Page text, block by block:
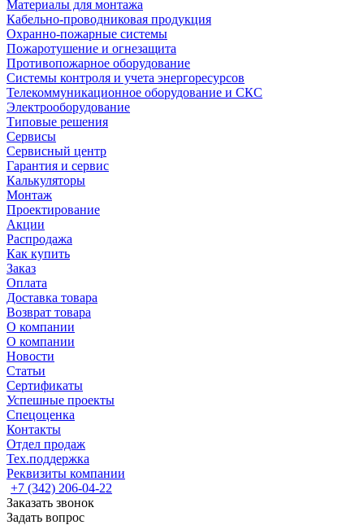
Материалы для монтажа
Кабельно-проводниковая продукция
Охранно-пожарные системы
Пожаротушение и огнезащита
Противопожарное оборудование
Системы контроля и учета энергоресурсов
Телекоммуникационное оборудование и СКС
Электрооборудование
Типовые решения
Сервисы
Сервисный центр
Гарантия и сервис
Калькуляторы
Монтаж
Проектирование
Акции
Распродажа
Как купить
Заказ
Оплата
Доставка товара
Возврат товара
О компании
О компании
Новости
Статьи
Сертификаты
Успешные проекты
Спецоценка
Контакты
Отдел продаж
Тех.поддержка
Реквизиты компании
+7 (342) 206-04-22
Заказать звонок
Задать вопрос